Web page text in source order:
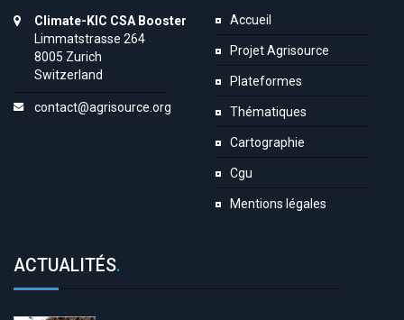
Climate-KIC CSA Booster
Limmatstrasse 264
8005 Zurich
Switzerland
contact@agrisource.org
Accueil
Projet Agrisource
Plateformes
Thématiques
Cartographie
Cgu
Mentions légales
ACTUALITÉS.